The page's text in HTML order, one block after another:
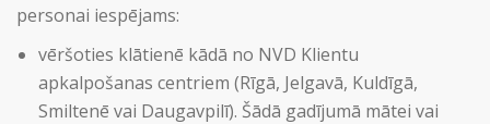
personai iespējams:
vēršoties klātienē kādā no NVD Klientu
apkalpošanas centriem (Rīgā, Jelgavā, Kuldīgā,
Smiltenē vai Daugavpilī). Šādā gadījumā mātei vai